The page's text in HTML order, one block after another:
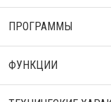
ПРОГРАММЫ
ФУНКЦИИ